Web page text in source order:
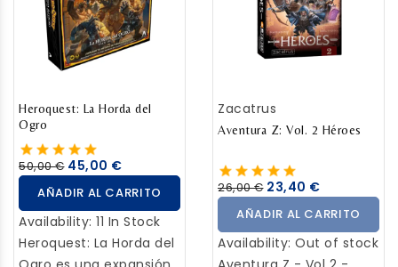
Heroquest: La Horda del
Ogro
50,00 € 45,00 €
AÑADIR AL CARRITO
Availability: 11 In Stock
Heroquest: La Horda del
Zacatrus
Aventura Z: Vol. 2 Héroes
26,00 € 23,40 €
AÑADIR AL CARRITO
Availability: Out of stock